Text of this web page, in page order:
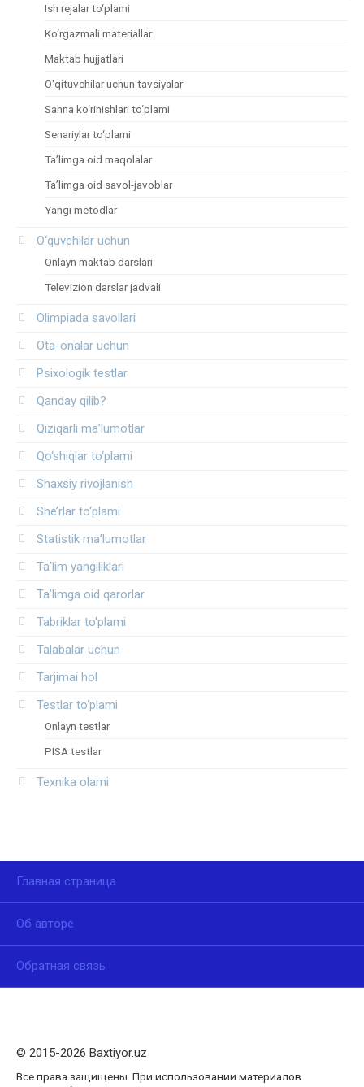
Ish rejalar to‘plami
Ko‘rgazmali materiallar
Maktab hujjatlari
O‘qituvchilar uchun tavsiyalar
Sahna ko‘rinishlari to‘plami
Senariylar to‘plami
Ta’limga oid maqolalar
Ta’limga oid savol-javoblar
Yangi metodlar
O‘quvchilar uchun
Onlayn maktab darslari
Televizion darslar jadvali
Olimpiada savollari
Ota-onalar uchun
Psixologik testlar
Qanday qilib?
Qiziqarli ma’lumotlar
Qo‘shiqlar to‘plami
Shaxsiy rivojlanish
She’rlar to‘plami
Statistik ma’lumotlar
Ta’lim yangiliklari
Ta’limga oid qarorlar
Tabriklar to'plami
Talabalar uchun
Tarjimai hol
Testlar to‘plami
Onlayn testlar
PISA testlar
Texnika olami
Главная страница
Об авторе
Обратная связь
© 2015-2026 Baxtiyor.uz
Все права защищены. При использовании материалов